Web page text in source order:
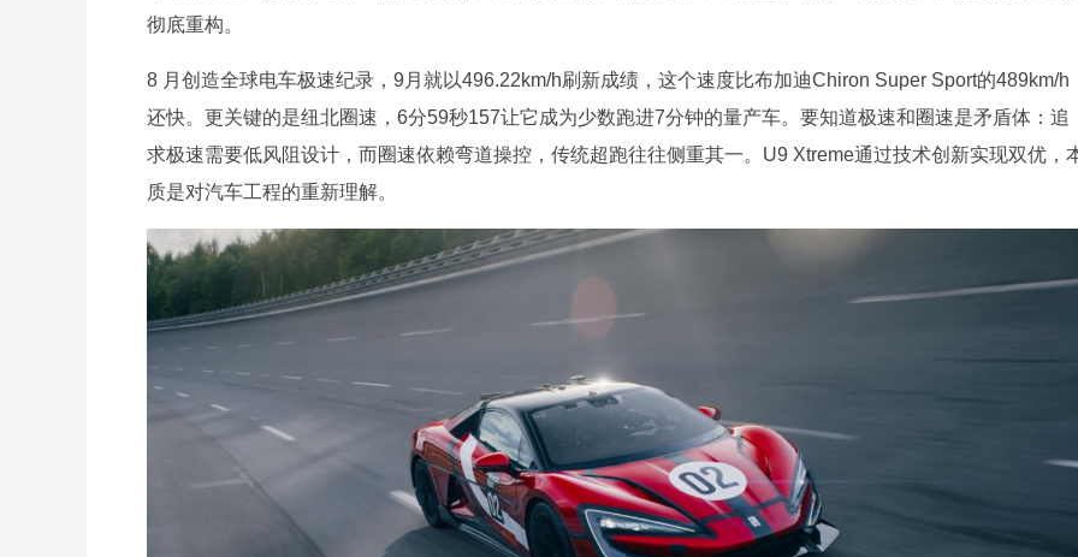
彻底重构。
8 月创造全球电车极速纪录，9月就以496.22km/h刷新成绩，这个速度比布加迪Chiron Super Sport的489km/h
还快。更关键的是纽北圈速，6分59秒157让它成为少数跑进7分钟的量产车。要知道极速和圈速是矛盾体：追
求极速需要低风阻设计，而圈速依赖弯道操控，传统超跑往往侧重其一。U9 Xtreme通过技术创新实现双优，
质是对汽车工程的重新理解。